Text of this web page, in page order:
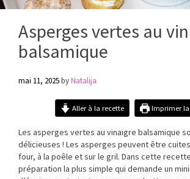
Asperges vertes au
balsamique
mai 11, 2025byNatalija
Aller à la recette Imprimer
Les asperges vertes au vinaigre balsamique
délicieuses ! Les asperges peuventêtre
four, à la poêle et sur le gril. Dans cette
préparation la plus simple qui demande un